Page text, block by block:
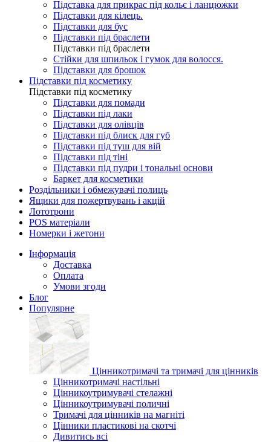
Підставка для прикрас під кольє і ланцюжки
Підставки для кілець.
Підставки для бус
Підставки під браслети
Підставки під браслети
Стійки для шпильок і гумок для волосся.
Підставки для брошок
Підставки під косметику
Підставки під косметику
Підставки для помади
Підставки під лаки
Підставки для олівців
Підставки під блиск для губ
Підставки під туш для вій
Підставки під тіні
Підставки під пудри і тональні основи
Баркет для косметики
Роздільники і обмежувачі полиць
Ящики для пожертвувань і акцій
Лототрони
POS матеріали
Номерки і жетони
Інформація
Доставка
Оплата
Умови згоди
Блог
Популярне
Цінникотримачі та тримачі для цінників
Цінникотримачі настільні
Цінникоутримувачі стелажні
Цінникоутримувачі поличні
Тримачі для цінників на магніті
Цінники пластикові на скотчі
Дивитись всі